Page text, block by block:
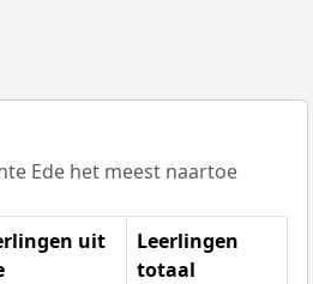
Ede het meest naartoe
uit
Leerlingen
totaal